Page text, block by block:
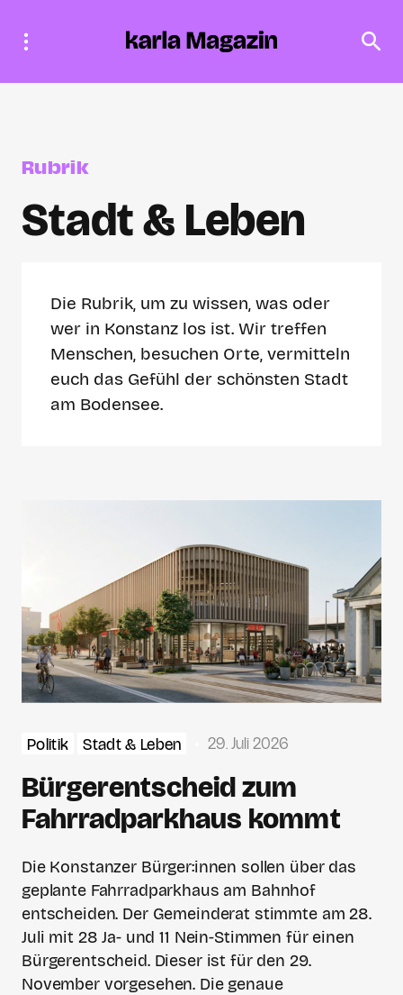
Rubrik
Stadt & Leben
Die Rubrik, um zu wissen, was oder
wer in Konstanz los ist. Wir treffen
Menschen, besuchen Orte, vermitteln
euch das Gefühl der schönsten Stadt
am Bodensee.
Politik Stadt & Leben 29. Juli 2026
Bürgerentscheid zum
Fahrradparkhaus kommt
Die Konstanzer Bürger:innen sollen über das
geplante Fahrradparkhaus am Bahnhof
entscheiden. Der Gemeinderat stimmte am 28.
Juli mit 28 Ja- und 11 Nein-Stimmen für einen
Bürgerentscheid. Dieser ist für den 29.
November vorgesehen. Die genaue